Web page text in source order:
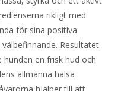
rikligt med
för sina positiva
Resultatet
en frisk hud och
allmänna hälsa